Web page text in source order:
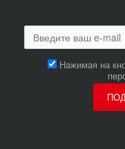
Нажимая на